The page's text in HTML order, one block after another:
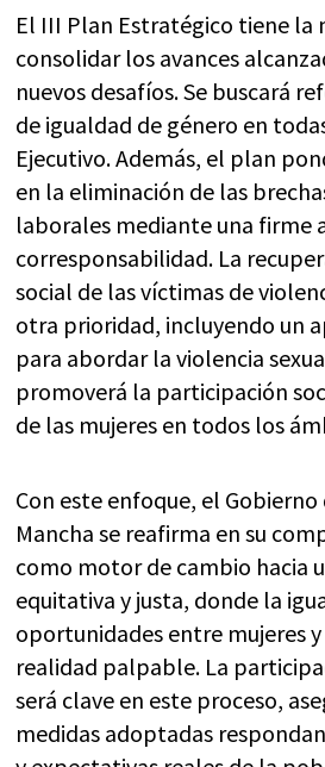
El III Plan Estratégico tiene la
consolidar los avances
nuevos desafíos. Se buscará
de igualdad de género en
Ejecutivo. Además, el plan
en la eliminación de las
laborales mediante una firme
corresponsabilidad. La
social de las víctimas de
otra prioridad, incluyendo un
para abordar la violencia
promoverá la participación
de las mujeres en todos los
Con este enfoque, el
Mancha se reafirma en su
como motor de cambio hacia
equitativa y justa, donde la
oportunidades entre mujeres
realidad palpable. La
será clave en este proceso,
medidas adoptadas